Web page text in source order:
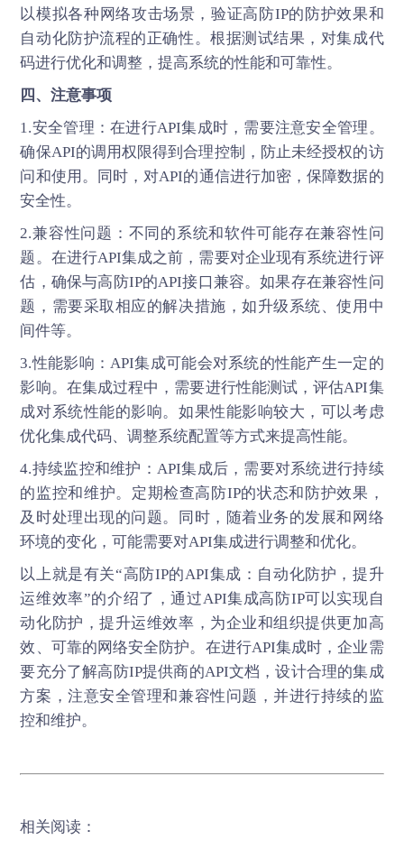
以模拟各种网络攻击场景，验证高防IP的防护效果和
自动化防护流程的正确性。根据测试结果，对集成代
码进行优化和调整，提高系统的性能和可靠性。
四、注意事项
1.安全管理：在进行API集成时，需要注意安全管理。
确保API的调用权限得到合理控制，防止未经授权的访
问和使用。同时，对API的通信进行加密，保障数据的
安全性。
2.兼容性问题：不同的系统和软件可能存在兼容性问
题。在进行API集成之前，需要对企业现有系统进行评
估，确保与高防IP的API接口兼容。如果存在兼容性问
题，需要采取相应的解决措施，如升级系统、使用中
间件等。
3.性能影响：API集成可能会对系统的性能产生一定的
影响。在集成过程中，需要进行性能测试，评估API集
成对系统性能的影响。如果性能影响较大，可以考虑
优化集成代码、调整系统配置等方式来提高性能。
4.持续监控和维护：API集成后，需要对系统进行持续
的监控和维护。定期检查高防IP的状态和防护效果，
及时处理出现的问题。同时，随着业务的发展和网络
环境的变化，可能需要对API集成进行调整和优化。
以上就是有关“高防IP的API集成：自动化防护，提升
运维效率”的介绍了，通过API集成高防IP可以实现自
动化防护，提升运维效率，为企业和组织提供更加高
效、可靠的网络安全防护。在进行API集成时，企业需
要充分了解高防IP提供商的API文档，设计合理的集成
方案，注意安全管理和兼容性问题，并进行持续的监
控和维护。
相关阅读：